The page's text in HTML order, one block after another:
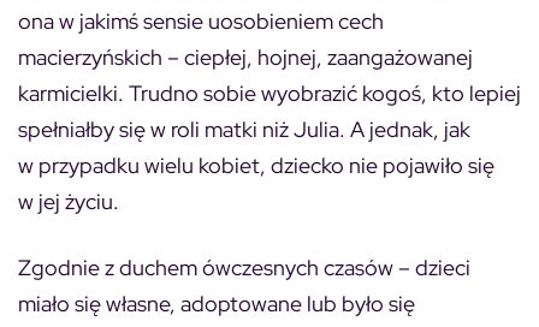
ona w jakimś sensie uosobieniem cech
macierzyńskich – ciepłej, hojnej, zaangażowanej
karmicielki. Trudno sobie wyobrazić kogoś, kto lepiej
spełniałby się w roli matki niż Julia. A jednak, jak
w przypadku wielu kobiet, dziecko nie pojawiło się
w jej życiu.
Zgodnie z duchem ówczesnych czasów – dzieci
miało się własne, adoptowane lub było się